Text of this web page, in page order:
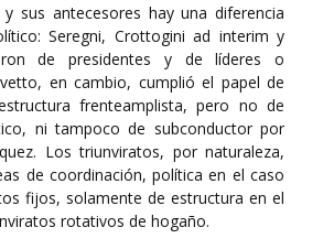
sus antecesores hay una diferencia
Seregni, Crottogini ad interim y
de presidentes y de líderes o
en cambio, cumplió el papel de
frenteamplista, pero no de
ni tampoco de subconductor por
Los triunviratos, por naturaleza,
de coordinación, política en el caso
fijos, solamente de estructura en el
rotativos de hogaño.